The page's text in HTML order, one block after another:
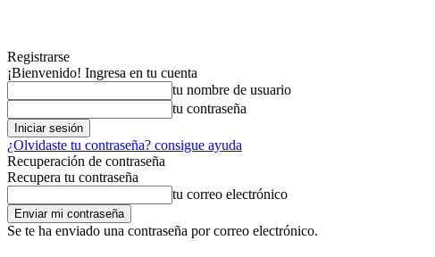
Registrarse
¡Bienvenido! Ingresa en tu cuenta
tu nombre de usuario
tu contraseña
¿Olvidaste tu contraseña? consigue ayuda
Recuperación de contraseña
Recupera tu contraseña
tu correo electrónico
Se te ha enviado una contraseña por correo electrónico.